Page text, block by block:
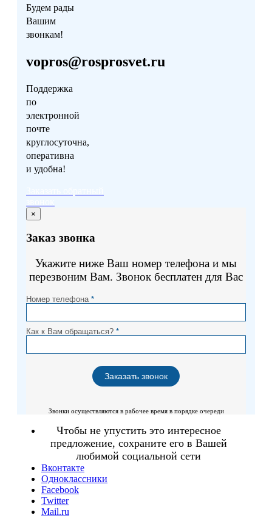
Будем рады
Вашим
звонкам!
vopros@rosprosvet.ru
Поддержка
по
электронной
почте
круглосуточна,
оперативна
и удобна!
×
Заказ звонка
Укажите ниже Ваш номер телефона и мы
перезвоним Вам. Звонок бесплатен для Вас
Номер телефона *
Как к Вам обращаться? *
Звонки осуществляются в рабочее время в порядке очереди
Чтобы не упустить это интересное
предложение, сохраните его в Вашей
любимой социальной сети
Вконтакте
Одноклассники
Facebook
Twitter
Mail.ru